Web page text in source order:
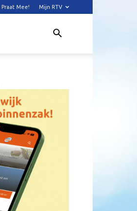
Praat Mee! Mijn RTV